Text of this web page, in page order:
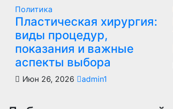
Политика
Пластическая хирургия:
виды процедур,
показания и важные
аспекты выбора
Июн 26, 2026 admin1